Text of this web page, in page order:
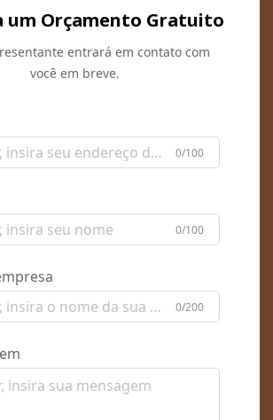
um Orçamento Gratuito
entrará em contato com
você em breve.
0/100
0/100
0/200